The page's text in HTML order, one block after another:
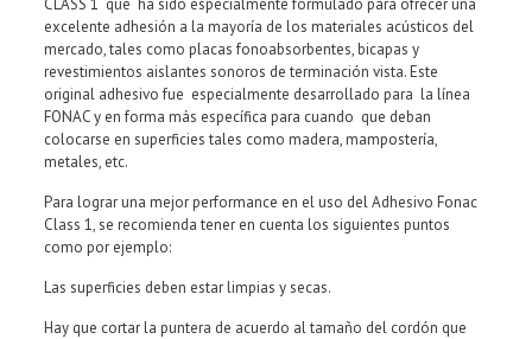
CLASS 1 que ha sido especialmente formulado para ofrecer una
excelente adhesión a la mayoría de los materiales acústicos del
mercado, tales como placas fonoabsorbentes, bicapas y
revestimientos aislantes sonoros de terminación vista. Este
original adhesivo fue especialmente desarrollado para la línea
FONAC y en forma más específica para cuando que deban
colocarse en superficies tales como madera, mampostería,
metales, etc.
Para lograr una mejor performance en el uso del Adhesivo Fonac
Class 1, se recomienda tener en cuenta los siguientes puntos
como por ejemplo:
Las superficies deben estar limpias y secas.
Hay que cortar la puntera de acuerdo al tamaño del cordón que